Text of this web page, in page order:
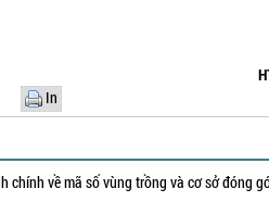
In
chính về mã số vùng trồng và cơ sở đóng